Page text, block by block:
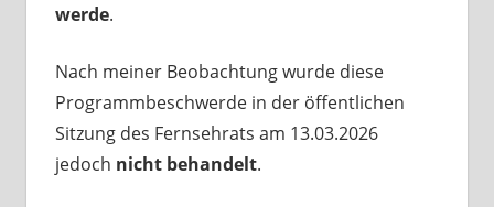
werde.
Nach meiner Beobachtung wurde diese
Programmbeschwerde in der öffentlichen
Sitzung des Fernsehrats am 13.03.2026
jedoch nicht behandelt.